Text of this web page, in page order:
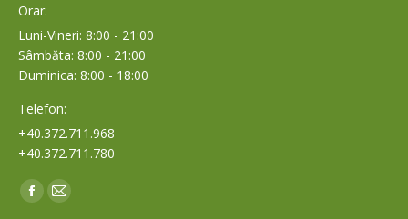
Orar:
Luni-Vineri: 8:00 - 21:00
Sâmbăta: 8:00 - 21:00
Duminica: 8:00 - 18:00
Telefon:
+40.372.711.968
+40.372.711.780
Find us on:
Facebook
Mail